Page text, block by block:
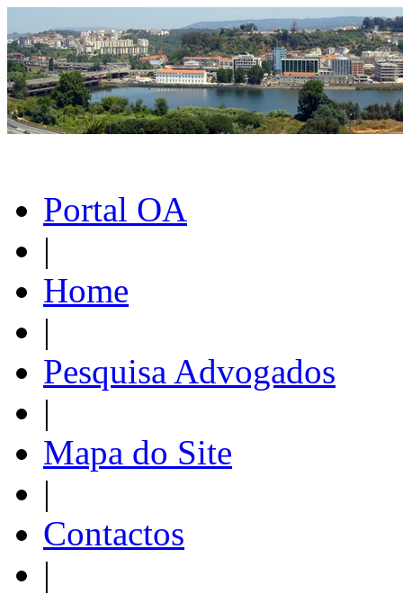
Portal OA
|
Home
|
Pesquisa Advogados
|
Mapa do Site
|
Contactos
|